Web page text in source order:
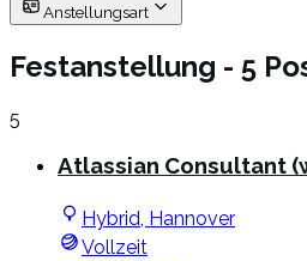
Anstellungsart
Festanstellung - 5
5
Atlassian Consultant
Hybrid, Hannover
Vollzeit